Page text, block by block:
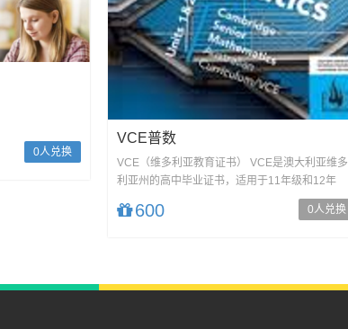
0人兑换
VCE普数
VCE（维多利亚教育证书） VCE是澳大利亚维多
利亚州的高中毕业证书，适用于11年级和12年
600 0人兑换